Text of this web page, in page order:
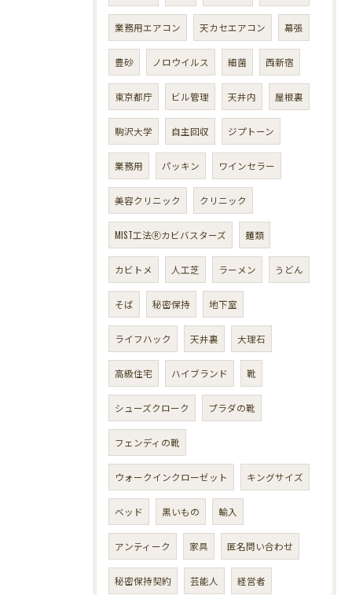
業務用エアコン 天カセエアコン 幕張
豊砂 ノロウイルス 細菌 西新宿
東京都庁 ビル管理 天井内 屋根裏
駒沢大学 自主回収 ジプトーン
業務用 パッキン ワインセラー
美容クリニック クリニック
MIST工法Ⓡカビバスターズ 麺類
カビトメ 人工芝 ラーメン うどん
そば 秘密保持 地下室
ライフハック 天井裏 大理石
高級住宅 ハイブランド 靴
シューズクローク プラダの靴
フェンディの靴
ウォークインクローゼット キングサイズ
ベッド 黒いもの 輸入
アンティーク 家具 匿名問い合わせ
秘密保持契約 芸能人 経営者